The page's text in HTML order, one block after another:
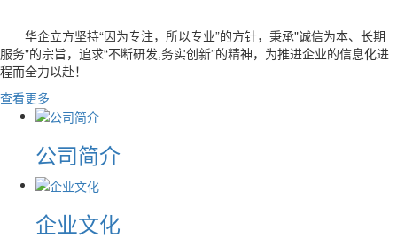
华企立方坚持“因为专注，所以专业”的方针，秉承"诚信为本、长期
服务"的宗旨，追求“不断研发,务实创新”的精神，为推进企业的信息化进
程而全力以赴！
查看更多
公司简介
企业文化